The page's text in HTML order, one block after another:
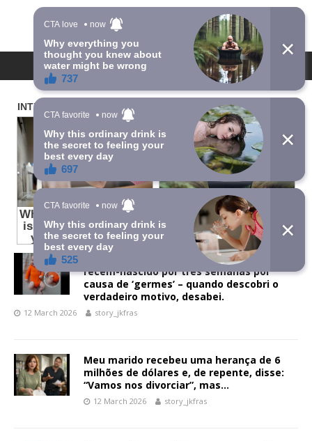
STORY.JKFRASER.COM
Minha irmã não me deixou segurar seu
recém-nascido por três semanas por
causa de ‘germes’ – quando descobri o
verdadeiro motivo, desabei.
12 March 2026 story_jkfras
Meu marido recebeu uma herança de 6
milhões de dólares e, de repente, disse:
“Vamos nos divorciar”, mas…
12 March 2026 story_jkfras